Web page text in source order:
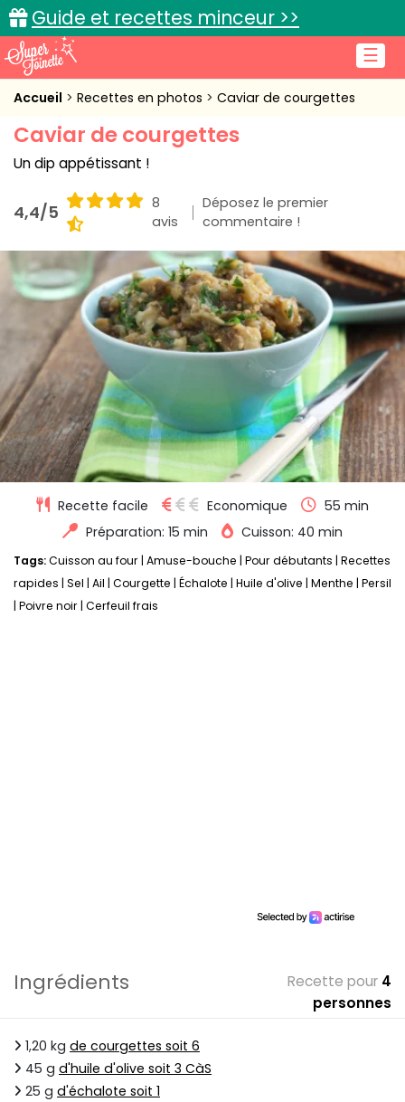
☰
Guide et recettes minceur >>
Accueil
Recettes de cuisine
Cuisine pratique
L'actu cuisine
Connexion
Accueil Recettes en photos Caviar de courgettes
Caviar de courgettes
Un dip appétissant !
4,4/5
8
avis
Déposez le premier
commentaire !
Recette facile Economique
55 min
Préparation: 15 min
Cuisson: 40 min
Tags:Cuisson au four Amuse-bouche Pour débutants Recettes
rapides Sel Ail Courgette Échalote Huile d'olive Menthe Persil
Poivre noir Cerfeuil frais
Ingrédients Recette pour 4
personnes
1,20 kg de courgettes soit 6
45 g d'huile d'olive soit 3 CàS
25 g d'échalote soit 1